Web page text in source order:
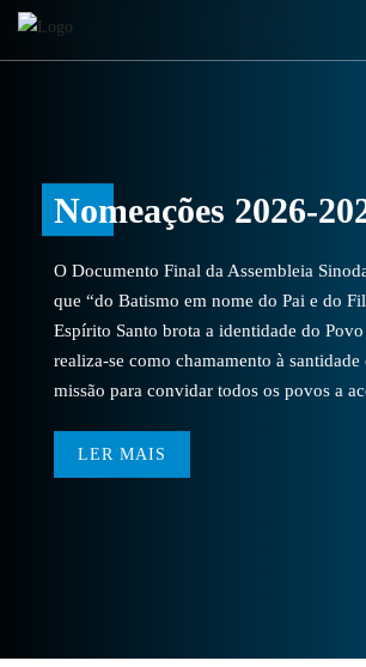
Nomeações 2026-
O Documento Final da Assembleia
que “do Batismo em nome do Pai e do
Espírito Santo brota a identidade do
realiza-se como chamamento à santidade
missão para convidar todos os povos a
LER MAIS